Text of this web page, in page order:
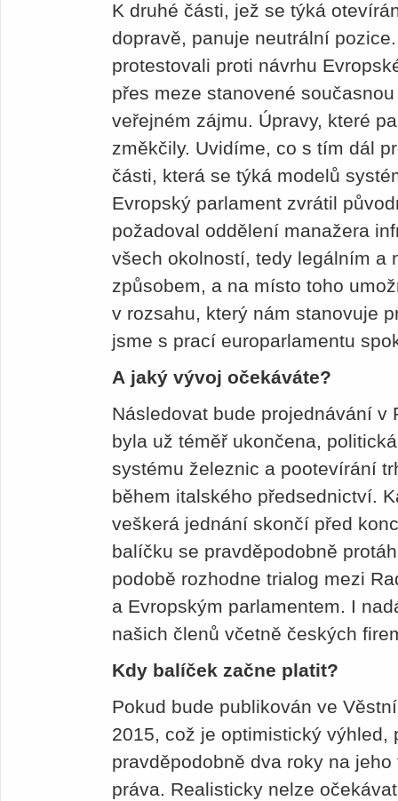
K druhé části, jež se týká
dopravě, panuje neutrální
protestovali proti návrhu
přes meze stanovené
veřejném zájmu. Úpravy, které
změkčily. Uvidíme, co s tím dál
části, která se týká modelů
Evropský parlament zvrátil
požadoval oddělení manažera
všech okolností, tedy legálním a
způsobem, a na místo toho
v rozsahu, který nám stanovuje
jsme s prací europarlamentu
A jaký vývoj očekáváte?
Následovat bude projednávání v
byla už téměř ukončena,
systému železnic a pootevírání
během italského předsednictví.
veškerá jednání skončí před
balíčku se pravděpodobně
podobě rozhodne trialog mezi
a Evropským parlamentem. I
našich členů včetně českých
Kdy balíček začne platit?
Pokud bude publikován ve
2015, což je optimistický
pravděpodobně dva roky na
práva. Realisticky nelze